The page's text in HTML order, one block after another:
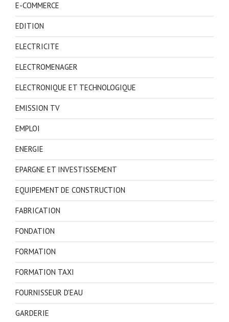
E-COMMERCE
EDITION
ELECTRICITE
ELECTROMENAGER
ELECTRONIQUE ET TECHNOLOGIQUE
EMISSION TV
EMPLOI
ENERGIE
EPARGNE ET INVESTISSEMENT
EQUIPEMENT DE CONSTRUCTION
FABRICATION
FONDATION
FORMATION
FORMATION TAXI
FOURNISSEUR D'EAU
GARDERIE